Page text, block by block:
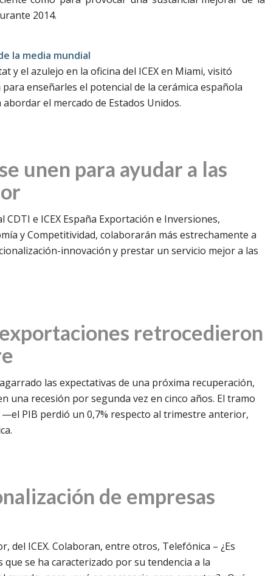
2014.
la media mundial
y el azulejo en la oficina del ICEX en Miami, visitó
enseñarles el potencial de la cerámica española
el mercado de Estados Unidos.
unen para ayudar a las
e ICEX España Exportación e Inversiones,
y Competitividad, colaborarán más estrechamente a
innovación y prestar un servicio mejor a las
exportaciones retrocedieron
las expectativas de una próxima recuperación,
una recesión por segunda vez en cinco años. El tramo
PIB perdió un 0,7% respecto al trimestre anterior,
de empresas
del ICEX. Colaboran, entre otros, Telefónica – ¿Es
se ha caracterizado por su tendencia a la